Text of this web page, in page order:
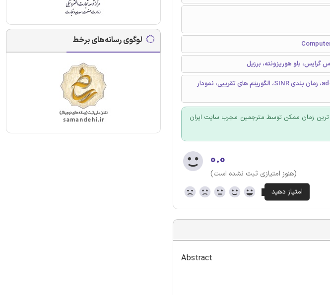
گرایس، بلو هوریزونته، برزیل
ارتباطات بی سیم، شبکه های ad-hoc، زمان بندی SINR، الگوریتم های تقریبی، نمودار
ترین زمان ممکن توسط مترجمین مجرب سایت ایران
۰.۰
(هنوز امتیازی ثبت نشده است)
Abstract
لوگوی رسانه‌های برخط